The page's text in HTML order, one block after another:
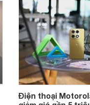
Điện thoại